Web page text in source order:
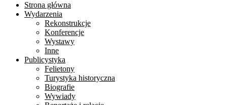
Strona główna
Wydarzenia
Rekonstrukcje
Konferencje
Wystawy
Inne
Publicystyka
Felietony
Turystyka historyczna
Biografie
Wywiady